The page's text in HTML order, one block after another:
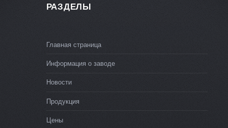
РАЗДЕЛЫ
Главная страница
Информация о заводе
Новости
Продукция
Цены